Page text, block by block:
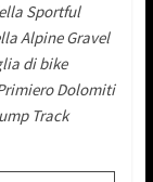
Sportful
Alpine Gravel
di bike
Dolomiti
Track